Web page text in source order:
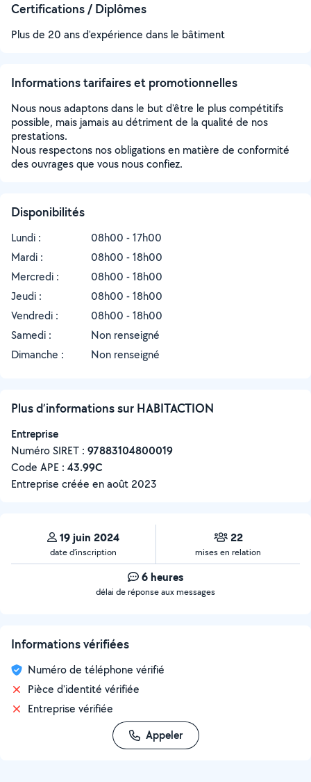
Certifications / Diplômes
Plus de 20 ans d'expérience dans le bâtiment
Informations tarifaires et promotionnelles
Nous nous adaptons dans le but d'être le plus compétitifs
possible, mais jamais au détriment de la qualité de nos
prestations.
Nous respectons nos obligations en matière de conformité
des ouvrages que vous nous confiez.
Disponibilités
Lundi :
08h00 - 17h00
Mardi :
08h00 - 18h00
Mercredi :
08h00 - 18h00
Jeudi :
08h00 - 18h00
Vendredi :
08h00 - 18h00
Samedi :
Non renseigné
Dimanche :
Non renseigné
Plus d’informations sur HABITACTION
Entreprise
Numéro SIRET : ‍97883104800019
Code APE : 43.99C
Entreprise créée enaoût 2023
19 juin 2024
date d’inscription
22
mises en relation
6 heures
délai de réponse aux messages
Informations vérifiées
Numéro de téléphone vérifié
Pièce d'identité vérifiée
Entreprise vérifiée
Appeler